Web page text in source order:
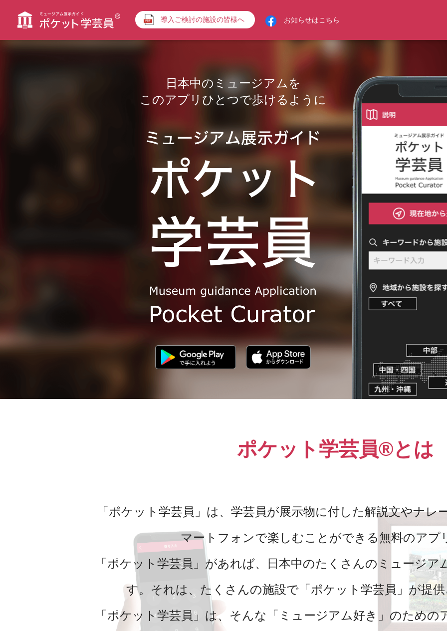
導入ご検討の施設の皆様へ お知らせはこちら
日本中のミュージアムを
このアプリひとつで歩けるように
ポケット学芸員®とは
「ポケット学芸員」は、学芸員が展示物に付した解説文やナレ
マートフォンで楽しむことができる無料のアプ
「ポケット学芸員」があれば、日本中のたくさんのミュージ
す。それは、たくさんの施設で「ポケット学芸員」が提
「ポケット学芸員」は、そんな「ミュージアム好き」のため